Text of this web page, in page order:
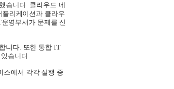
습니다. 클라우드 네
리케이션과 클라우
운영부서가 문제를 신
니다. 또한 통합IT
습니다.
스에서 각각 실행 중